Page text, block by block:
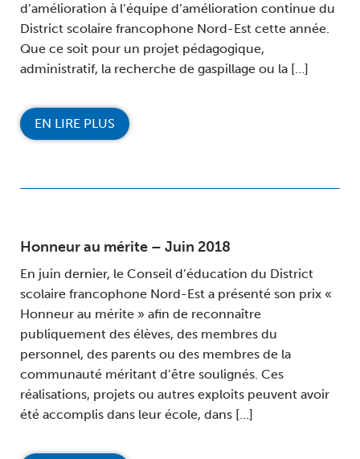
d’amélioration à l’équipe d’amélioration continue du
District scolaire francophone Nord-Est cette année.
Que ce soit pour un projet pédagogique,
administratif, la recherche de gaspillage ou la […]
EN LIRE PLUS
Honneur au mérite – Juin 2018
En juin dernier, le Conseil d’éducation du District
scolaire francophone Nord-Est a présenté son prix «
Honneur au mérite » afin de reconnaître
publiquement des élèves, des membres du
personnel, des parents ou des membres de la
communauté méritant d’être soulignés. Ces
réalisations, projets ou autres exploits peuvent avoir
été accomplis dans leur école, dans […]